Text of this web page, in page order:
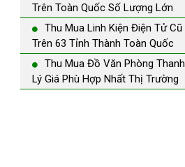
Trên Toàn Quốc Số Lượng Lớn
Thu Mua Linh Kiện Điện Tử Cũ
Trên 63 Tỉnh Thành Toàn Quốc
Thu Mua Đồ Văn Phòng Thanh
Lý Giá Phù Hợp Nhất Thị Trường